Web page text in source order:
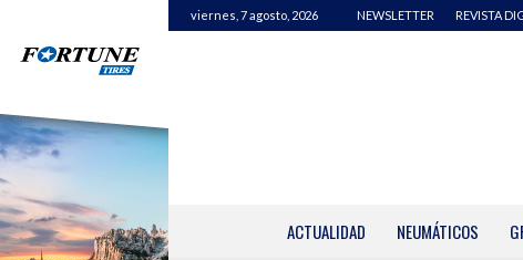
viernes, 7 agosto, 2026 NEWSLETTER REVISTA
ACTUALIDAD NEUMÁTICOS